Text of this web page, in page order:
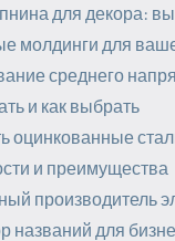
для декора:
молдинги для
среднего
и как выбрать
оцинкованные
и преимущества
производитель
названий для